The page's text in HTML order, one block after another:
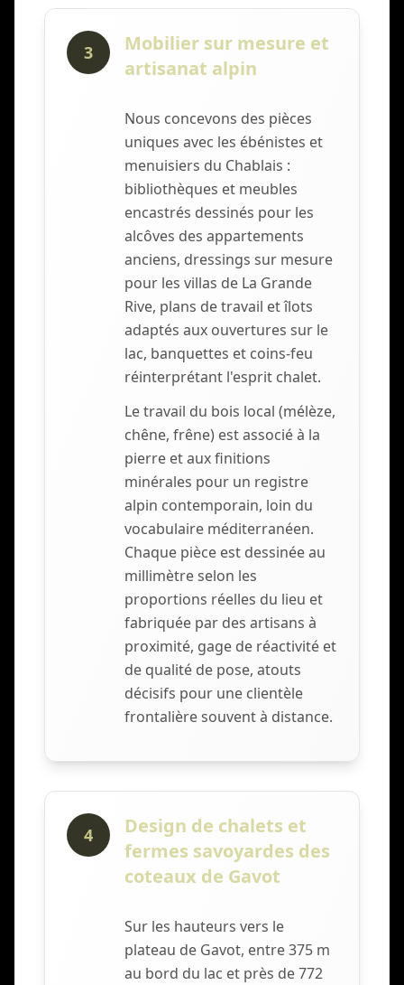
3
Mobilier sur mesure et
artisanat alpin
Nous concevons des pièces
uniques avec les ébénistes et
menuisiers du Chablais :
bibliothèques et meubles
encastrés dessinés pour les
alcôves des appartements
anciens, dressings sur mesure
pour les villas de La Grande
Rive, plans de travail et îlots
adaptés aux ouvertures sur le
lac, banquettes et coins-feu
réinterprétant l'esprit chalet.
Le travail du bois local (mélèze,
chêne, frêne) est associé à la
pierre et aux finitions
minérales pour un registre
alpin contemporain, loin du
vocabulaire méditerranéen.
Chaque pièce est dessinée au
millimètre selon les
proportions réelles du lieu et
fabriquée par des artisans à
proximité, gage de réactivité et
de qualité de pose, atouts
décisifs pour une clientèle
frontalière souvent à distance.
4
Design de chalets et
fermes savoyardes des
coteaux de Gavot
Sur les hauteurs vers le
plateau de Gavot, entre 375 m
au bord du lac et près de 772